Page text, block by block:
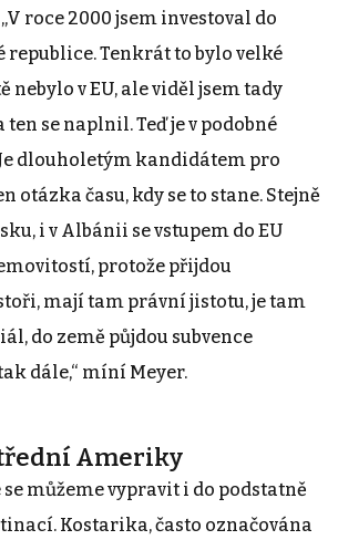
roce 2000 jsem investoval do
republice. Tenkrát to bylo velké
nebylo v EU, ale viděl jsem tady
se naplnil. Teď je v podobné
dlouholetým kandidátem pro
otázka času, kdy se to stane. Stejně
i v Albánii se vstupem do EU
protože přijdou
mají tam právní jistotu, je tam
do země půjdou subvence
dále,“ míní Meyer.
Ameriky
se můžeme vypravit i do podstatně
Kostarika, často označována